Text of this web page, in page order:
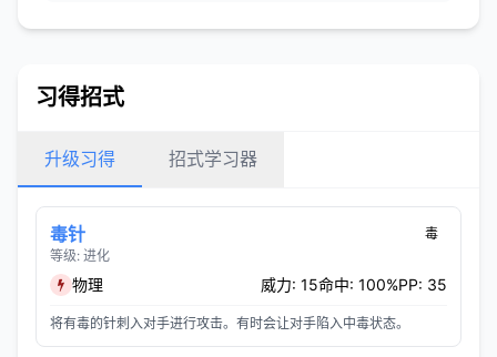
习得招式
升级习得 招式学习器
毒针
等级: 进化
毒
物理 威力: 15命中: 100%PP: 35
将有毒的针刺入对手进行攻击。有时会让对手陷入中毒状态。